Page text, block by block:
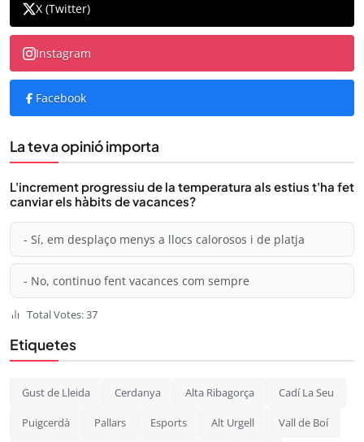
X (Twitter)
Instagram
Facebook
La teva opinió importa
L'increment progressiu de la temperatura als estius t'ha fet
canviar els hàbits de vacances?
- Sí, em desplaço menys a llocs calorosos i de platja
- No, continuo fent vacances com sempre
Total Votes: 37
Etiquetes
Gust de Lleida Cerdanya Alta Ribagorça Cadí La Seu
Puigcerdà Pallars Esports Alt Urgell Vall de Boí